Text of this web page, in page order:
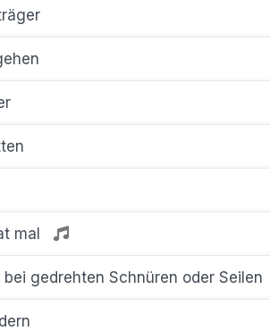
mal
bei gedrehten Schnüren oder Seilen